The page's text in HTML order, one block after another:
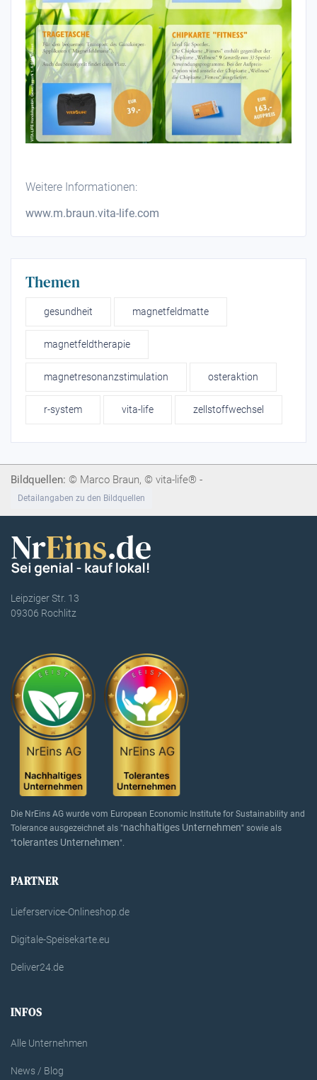
Weitere Informationen:
www.m.braun.vita-life.com
Themen
gesundheit magnetfeldmatte
magnetfeldtherapie
magnetresonanzstimulation osteraktion
r-system vita-life zellstoffwechsel
Bildquellen: © Marco Braun, © vita-life® -
Detailangaben zu den Bildquellen
Leipziger Str. 13
09306 Rochlitz
Die NrEins AG wurde vom European Economic Institute for Sustainability and
Tolerance ausgezeichnet als "nachhaltiges Unternehmen" sowie als
"tolerantes Unternehmen".
PARTNER
Lieferservice-Onlineshop.de
Digitale-Speisekarte.eu
Deliver24.de
INFOS
Alle Unternehmen
News / Blog